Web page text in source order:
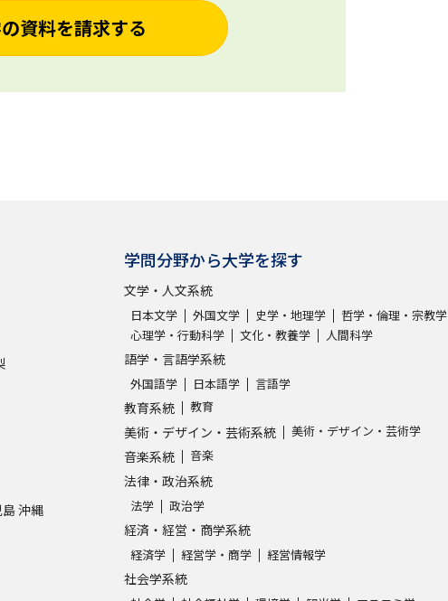
資料を請求する
沖縄
学問分野から大学を探す
文学・人文系統
日本文学 外国文学 史学・地理学
哲学・倫理・宗教学
心理学・行動科学
文化・教養学 人間科学
語学・言語学系統
外国語学 日本語学 言語学
教育系統 教育
美術・デザイン・芸術系統 美術・デザイン・芸術学
音楽系統 音楽
法律・政治系統
法学 政治学
経済・経営・商学系統
経済学 経営学・商学 経営情報学
社会学系統